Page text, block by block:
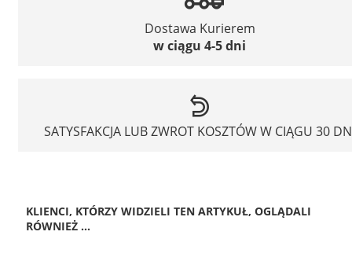
Dostawa Kurierem
w ciągu 4-5 dni
SATYSFAKCJA LUB ZWROT KOSZTÓW W CIĄGU 30
KLIENCI, KTÓRZY WIDZIELI TEN ARTYKUŁ, OGLĄDALI
RÓWNIEŻ ...